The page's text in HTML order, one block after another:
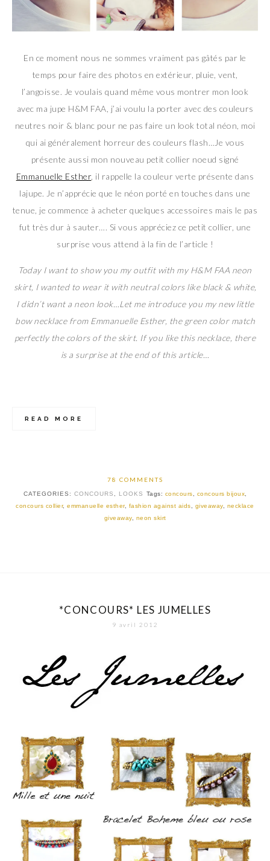
En ce moment nous ne sommes vraiment pas gâtés par le
temps pour faire des photos en extérieur, pluie, vent,
l’angoisse. Je voulais quand même vous montrer mon look
avec ma jupe H&M FAA, j’ai voulu la porter avec des couleurs
neutres noir & blanc pour ne pas faire un look total néon, moi
qui ai généralement horreur des couleurs flash…Je vous
présente aussi mon nouveau petit collier noeud signé
Emmanuelle Esther, il rappelle la couleur verte présente dans
lajupe. Je n’apprécie que le néon porté en touches dans une
tenue, je commence à acheter quelques accessoires mais le pas
fut très dur à sauter…. Si vous appréciez ce petit collier, une
surprise vous attend à la fin de l’article !
Today I want to show you my outfit with my H&M FAA neon
skirt, I wanted to wear it with neutral colors like black & white,
I didn’t want a neon look…Let me introduce you my new little
bow necklace from Emmanuelle Esther, the green color match
perfectly the colors of the skirt. If you like this necklace, there
is a surprise at the end of this article…
READ MORE
78 COMMENTS
CATEGORIES: CONCOURS , LOOKS Tags: concours, concours bijoux,
concours collier,emmanuelle esther, fashion against aids, giveaway, necklace
giveaway, neon skirt
*CONCOURS* LES JUMELLES
9 avril 2012